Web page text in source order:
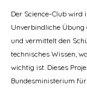
Der Science-Club wird
Unverbindliche
und vermittelt den
technisches Wissen,
wichtig ist. Dieses
Bundesministerium